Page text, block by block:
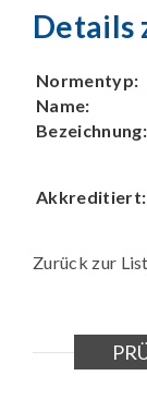
Details
Normentyp:
Name:
Bezeichnung:
Akkreditiert:
Zurück zur